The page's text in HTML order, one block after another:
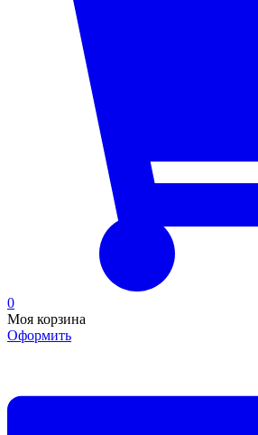
0
Моя корзина
Оформить